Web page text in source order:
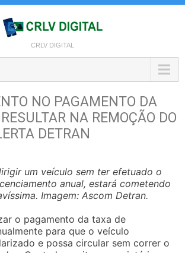
CRLV DIGITAL
NO PAGAMENTO DA
NA REMOÇÃO DO
DETRAN
um veículo sem ter efetuado o
anual, estará cometendo
Imagem: Ascom Detran.
o pagamento da taxa de
para que o veículo
e possa circular sem correr o